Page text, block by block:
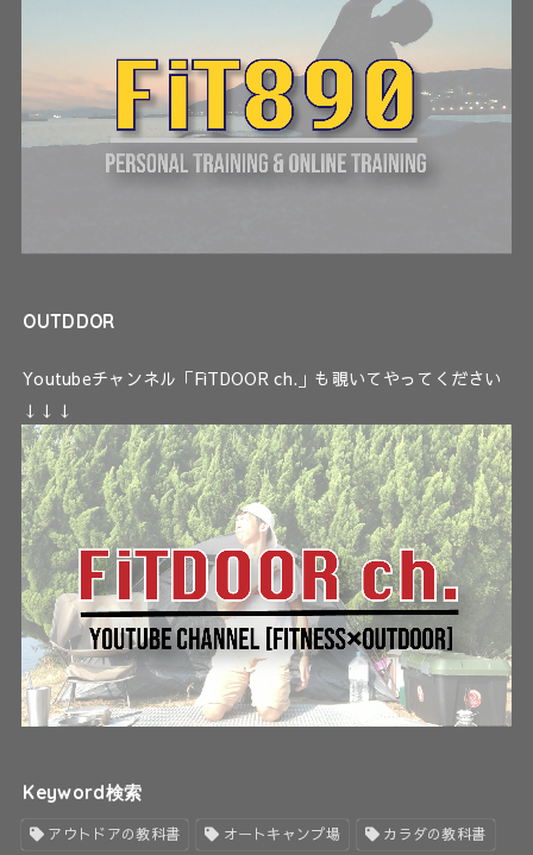
OUTDDOR
Youtubeチャンネル「FiTDOOR ch.」も覗いてやってください
↓↓↓
Keyword検索
アウトドアの教科書 オートキャンプ場 カラダの教科書